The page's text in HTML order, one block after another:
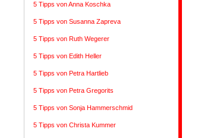
5 Tipps von Anna Koschka
5 Tipps von Susanna Zapreva
5 Tipps von Ruth Wegerer
5 Tipps von Edith Heller
5 Tipps von Petra Hartlieb
5 Tipps von Petra Gregorits
5 Tipps von Sonja Hammerschmid
5 Tipps von Christa Kummer